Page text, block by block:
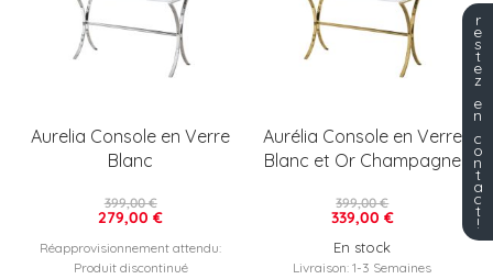
Aurelia Console en Verre
Blanc
279,00 €
399,00 €
Réapprovisionnement attendu:
Produit discontinué
Aurélia Console en Verre
Blanc et Or Champagne
339,00 €
399,00 €
En stock
Livraison: 1-3 Semaines
r
e
s
t
e
z
e
n
c
o
n
t
a
c
t
!